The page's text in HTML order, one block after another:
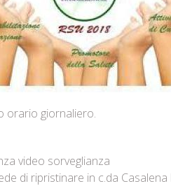
orario giornaliero.
video sorveglianza
di ripristinare in c.da